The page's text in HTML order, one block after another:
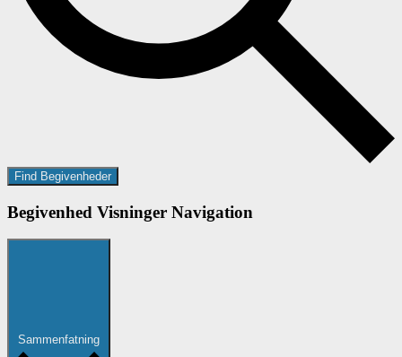
Find Begivenheder
Begivenhed Visninger Navigation
Sammenfatning